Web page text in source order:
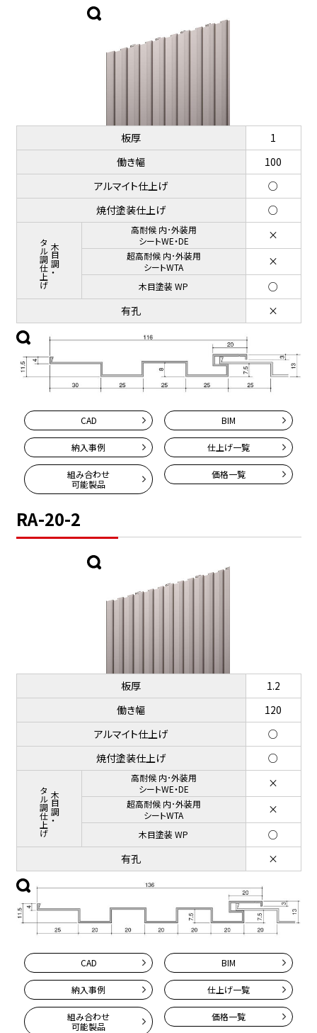
板厚
1
働き幅
100
アルマイト仕上げ
○
焼付塗装仕上げ
○
木目調・
メタル調仕上げ
高耐候 内･外装用
シートWE・DE
×
超高耐候 内･外装用
シートWTA
×
木目塗装 WP
○
有孔
×
CAD BIM
納入事例 仕上げ一覧
組み合わせ
可能製品
価格一覧
RA-20-2
板厚
1.2
働き幅
120
アルマイト仕上げ
○
焼付塗装仕上げ
○
木目調・
メタル調仕上げ
高耐候 内･外装用
シートWE・DE
×
超高耐候 内･外装用
シートWTA
×
木目塗装 WP
○
有孔
×
CAD BIM
納入事例 仕上げ一覧
組み合わせ
可能製品
価格一覧